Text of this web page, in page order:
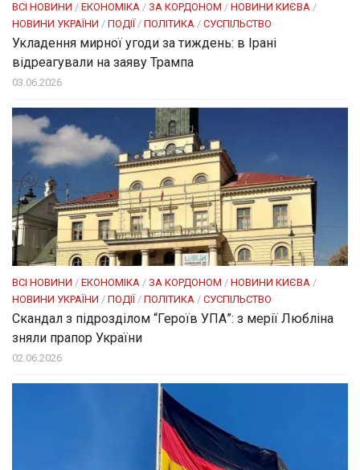
ВСІ НОВИНИ / ЕКОНОМІКА / ЗА КОРДОНОМ / НОВИНИ КИЄВА /
НОВИНИ УКРАЇНИ / ПОДІЇ / ПОЛІТИКА / СУСПІЛЬСТВО
Укладення мирної угоди за тиждень: в Ірані
відреагували на заяву Трампа
03.06.2026
ВСІ НОВИНИ / ЕКОНОМІКА / ЗА КОРДОНОМ / НОВИНИ КИЄВА /
НОВИНИ УКРАЇНИ / ПОДІЇ / ПОЛІТИКА / СУСПІЛЬСТВО
Скандал з підрозділом “Героїв УПА”: з мерії Любліна
зняли прапор України
02.06.2026